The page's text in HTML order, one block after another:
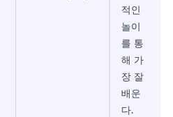
적인
놀이
를 통
해 가
장 잘
배운
다.